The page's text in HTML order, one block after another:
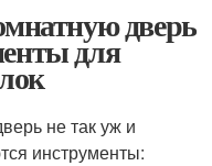
дверь
для
не так уж и
инструменты: